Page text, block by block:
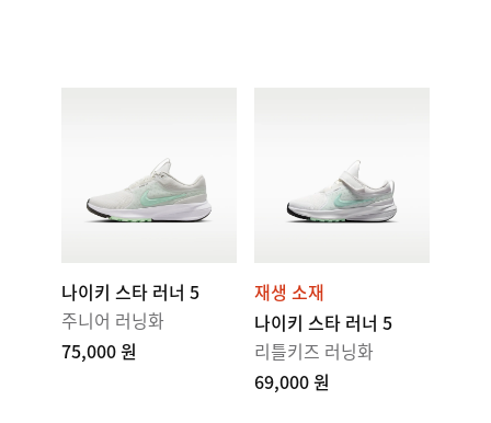
나이키 스타 러너 5
주니어 러닝화
75,000 원
재생 소재
나이키 스타 러너 5
리틀키즈 러닝화
69,000 원